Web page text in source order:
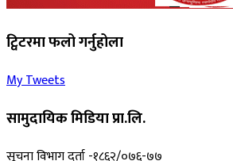
ट्विटरमा फलो गर्नुहोला
My Tweets
सामुदायिक मिडिया प्रा.लि.
सूचना विभाग दर्ता -१८६२/०७६-७७